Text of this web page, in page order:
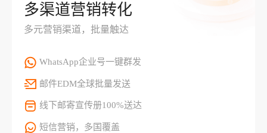
多渠道营销转化
多元营销渠道，批量触达
WhatsApp企业号一键群发
邮件EDM全球批量发送
线下邮寄宣传册100%送达
短信营销，多国覆盖